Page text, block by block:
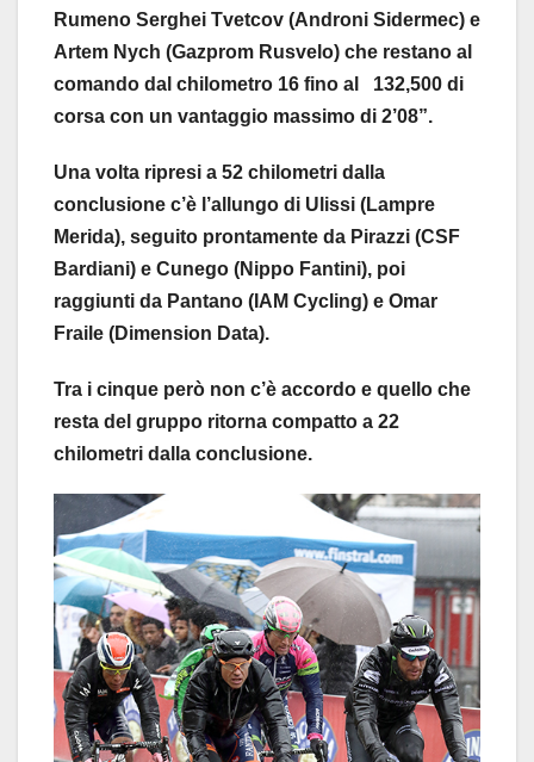
Rumeno Serghei Tvetcov (Androni Sidermec) e
Artem Nych (Gazprom Rusvelo) che restano al
comando dal chilometro 16 fino al 132,500 di
corsa con un vantaggio massimo di 2’08”.
Una volta ripresi a 52 chilometri dalla
conclusione c’è l’allungo di Ulissi (Lampre
Merida), seguito prontamente da Pirazzi (CSF
Bardiani) e Cunego (Nippo Fantini), poi
raggiunti da Pantano (IAM Cycling) e Omar
Fraile (Dimension Data).
Tra i cinque però non c’è accordo e quello che
resta del gruppo ritorna compatto a 22
chilometri dalla conclusione.